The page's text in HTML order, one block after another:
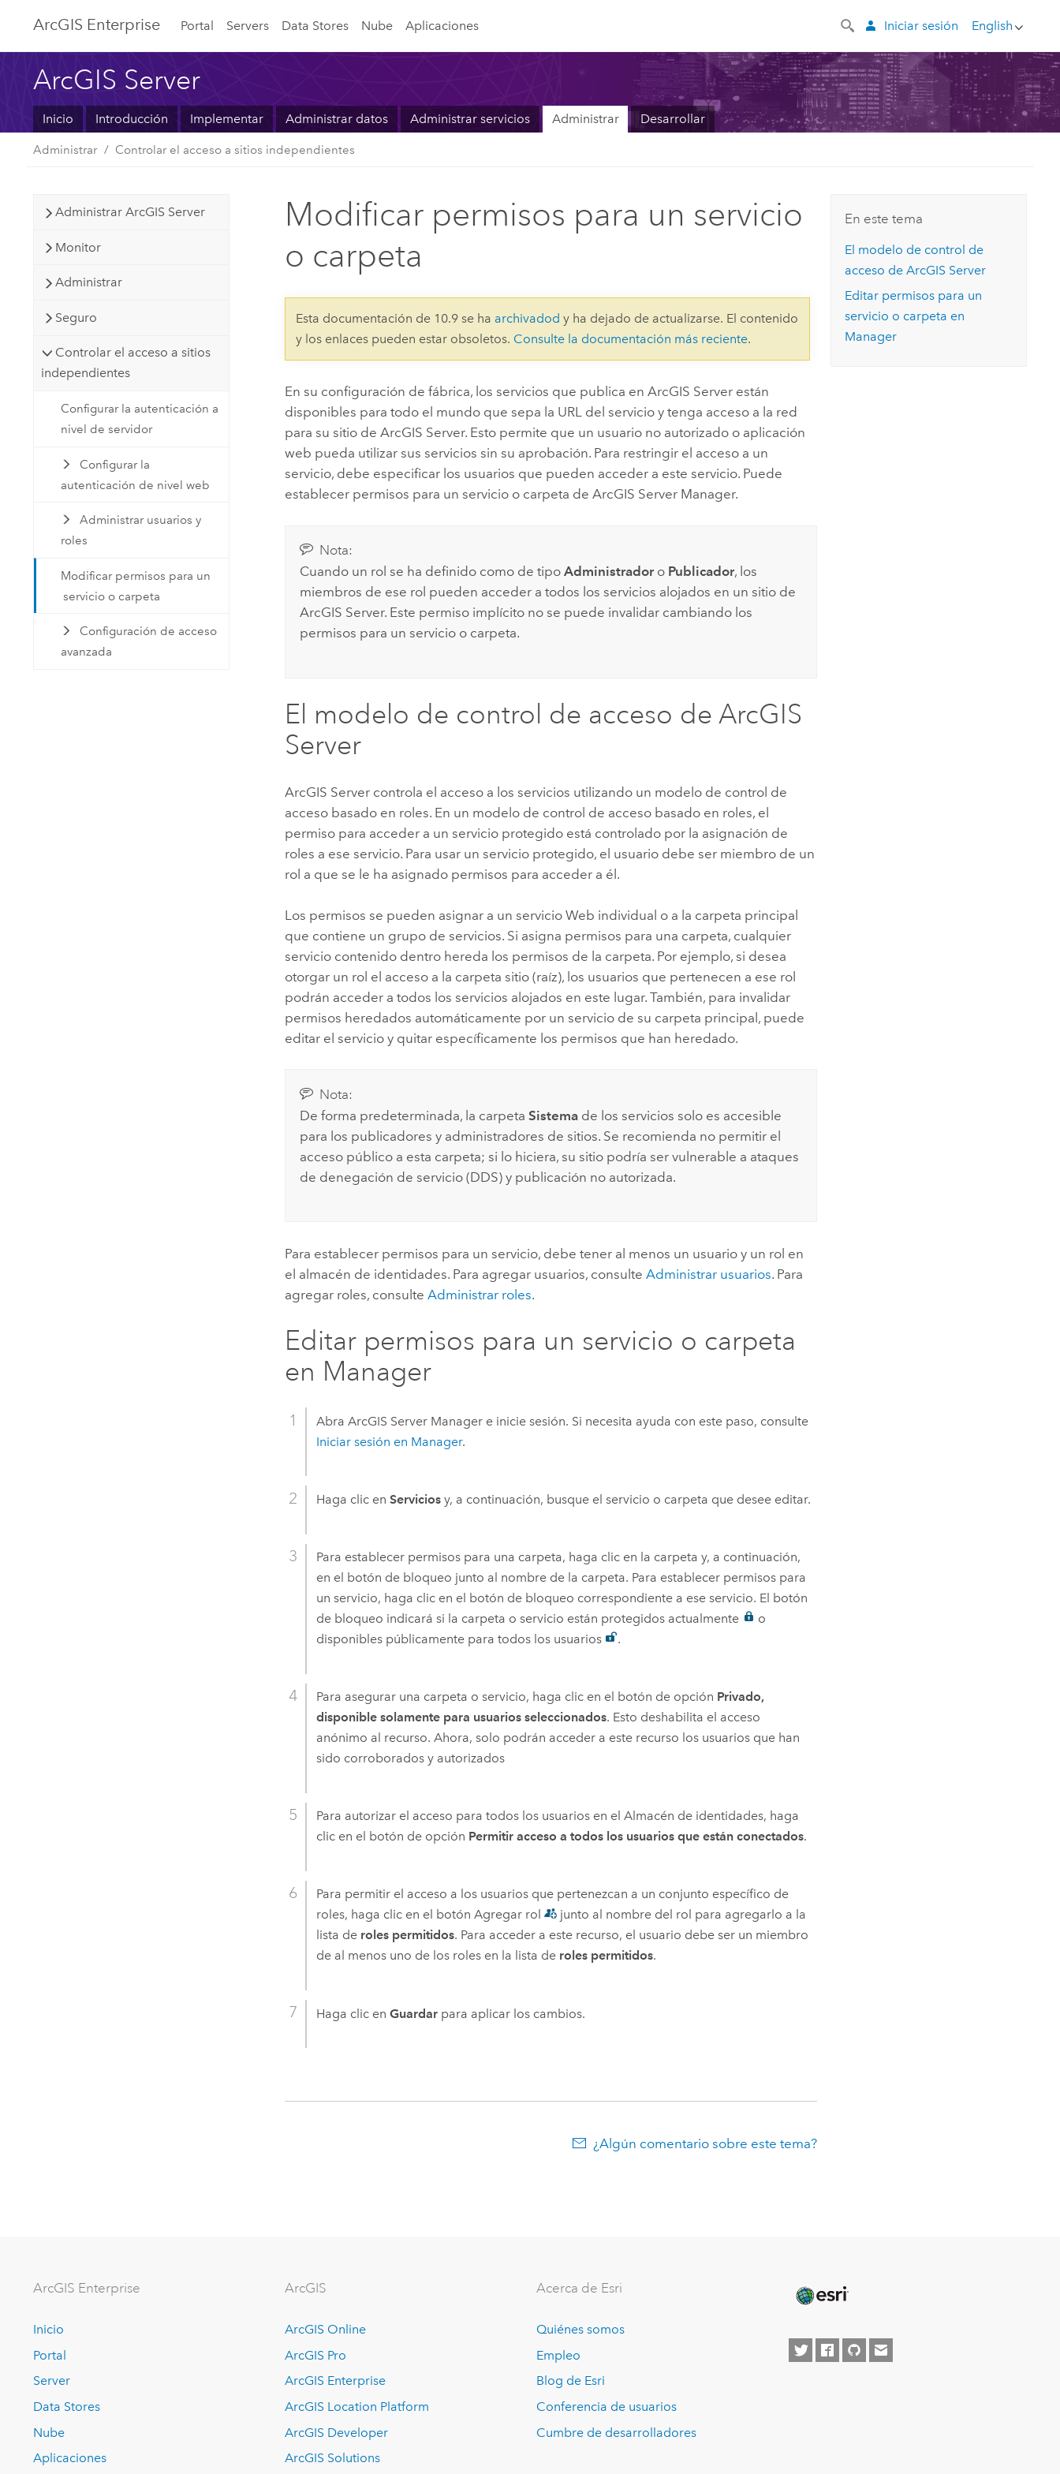
ArcGIS Enterprise Portal Servers Data Stores Nube Aplicaciones English
Iniciar sesión
ArcGIS Server
Inicio Introducción Implementar Administrar datos Administrar servicios Administrar Desarrollar
Administrar Controlar el acceso a sitios independientes
Administrar ArcGIS Server
Monitor
Administrar
Seguro
Controlar el acceso a sitios
independientes
Configurar la autenticación a
nivel de servidor
Configurar la
autenticación de nivel web
Administrar usuarios y
roles
Modificar permisos para un
servicio o carpeta
Configuración de acceso
avanzada
Modificar permisos para un servicio
o carpeta
Esta documentación de 10.9 se ha archivadod y ha dejado de actualizarse. El contenido
y los enlaces pueden estar obsoletos. Consulte la documentación más reciente.
En su configuración de fábrica, los servicios que publica enArcGIS Server están
disponibles para todo el mundo que sepa la URL del servicio y tenga acceso a la red
para su sitio deArcGIS Server. Esto permite que un usuario no autorizado o aplicación
web pueda utilizar sus servicios sin su aprobación. Para restringir el acceso a un
servicio, debe especificar los usuarios que pueden acceder a este servicio. Puede
establecer permisos para un servicio o carpeta deArcGIS Server Manager.
Nota:
Cuando un rol se ha definido como de tipo Administradoro Publicador, los
miembros de ese rol pueden acceder a todos los servicios alojados en un sitio de
ArcGIS Server. Este permiso implícito no se puede invalidar cambiando los
permisos para un servicio o carpeta.
El modelo de control de acceso deArcGIS
Server
ArcGIS Server controla el acceso a los servicios utilizando un modelo de control de
acceso basado en roles. En un modelo de control de acceso basado en roles, el
permiso para acceder a un servicio protegido está controlado por la asignación de
roles a ese servicio. Para usar un servicio protegido, el usuario debe ser miembro de un
rol a que se le ha asignado permisos para acceder a él.
Los permisos se pueden asignar a un servicio Web individual o a la carpeta principal
que contiene un grupo de servicios. Si asigna permisos para una carpeta, cualquier
servicio contenido dentro hereda los permisos de la carpeta. Por ejemplo, si desea
otorgar un rol el acceso a la carpeta sitio (raíz), los usuarios que pertenecen a ese rol
podrán acceder a todos los servicios alojados en este lugar. También, para invalidar
permisos heredados automáticamente por un servicio de su carpeta principal, puede
editar el servicio y quitar específicamente los permisos que han heredado.
Nota:
De forma predeterminada, la carpeta Sistemade los servicios solo es accesible
para los publicadores y administradores de sitios. Se recomienda no permitir el
acceso público a esta carpeta; si lo hiciera, su sitio podría ser vulnerable a ataques
de denegación de servicio (DDS) y publicación no autorizada.
Para establecer permisos para un servicio, debe tener al menos un usuario y un rol en
el almacén de identidades. Para agregar usuarios, consulteAdministrar usuarios. Para
agregar roles, consulteAdministrar roles.
Editar permisos para un servicio o carpeta
en Manager
Abra ArcGIS Server Manager e inicie sesión. Si necesita ayuda con este paso, consulte
Iniciar sesión en Manager.
Haga clic enServicios y, a continuación, busque el servicio o carpeta que desee editar.
Para establecer permisos para una carpeta, haga clic en la carpeta y, a continuación,
en el botón de bloqueo junto al nombre de la carpeta. Para establecer permisos para
un servicio, haga clic en el botón de bloqueo correspondiente a ese servicio. El botón
de bloqueo indicará si la carpeta o servicio están protegidos actualmente
o
disponibles públicamente para todos los usuarios
.
Para asegurar una carpeta o servicio, haga clic en el botón de opción Privado,
disponible solamente para usuarios seleccionados. Esto deshabilita el acceso
anónimo al recurso. Ahora, solo podrán acceder a este recurso los usuarios que han
sido corroborados y autorizados
Para autorizar el acceso para todos los usuarios en el Almacén de identidades, haga
clic en el botón de opción Permitir acceso a todos los usuarios que están conectados.
Para permitir el acceso a los usuarios que pertenezcan a un conjunto específico de
roles, haga clic en el botón Agregar rol
junto al nombre del rol para agregarlo a la
lista de roles permitidos. Para acceder a este recurso, el usuario debe ser un miembro
de al menos uno de los roles en la lista de roles permitidos.
Haga clic enGuardar para aplicar los cambios.
¿Algún comentario sobre este tema?
En este tema
El modelo de control de
acceso deArcGIS Server
Editar permisos para un
servicio o carpeta en
Manager
ArcGIS Enterprise
Inicio
Portal
Server
Data Stores
Nube
Aplicaciones
ArcGIS
ArcGIS Online
ArcGIS Pro
ArcGIS Enterprise
ArcGIS Location Platform
ArcGIS Developer
ArcGIS Solutions
Acerca de Esri
Quiénes somos
Empleo
Blog de Esri
Conferencia de usuarios
Cumbre de desarrolladores